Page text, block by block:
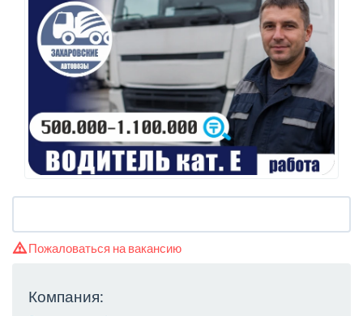
Пожаловаться на вакансию
Компания: